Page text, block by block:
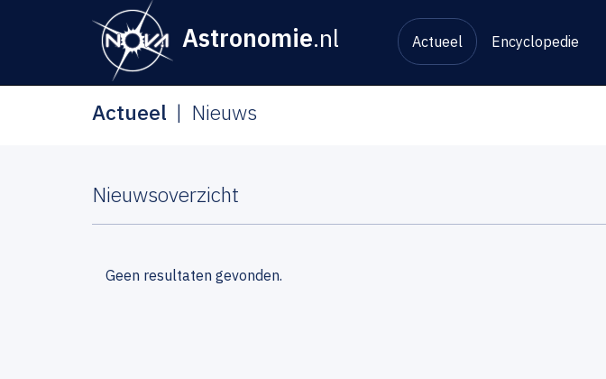
Astronomie.nl Actueel Encyclopedie
Actueel Nieuws
Nieuwsoverzicht
Geen resultaten gevonden.